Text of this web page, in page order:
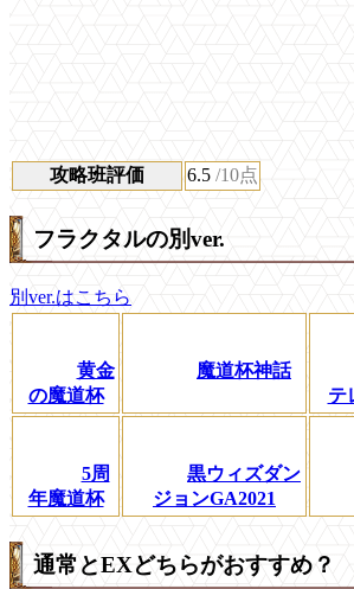
攻略班評価 6.5 /10点
フラクタルの別ver.
別ver.はこちら
黄金
の魔道杯
魔道杯神話
テ
5周
年魔道杯
黒ウィズダン
ジョンGA2021
通常とEXどちらがおすすめ？